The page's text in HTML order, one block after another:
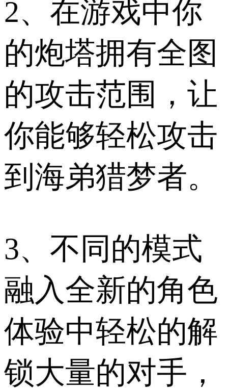
2、在游戏中你
的炮塔拥有全图
的攻击范围，让
你能够轻松攻击
到海弟猎梦者。
3、不同的模式
融入全新的角色
体验中轻松的解
锁大量的对手，